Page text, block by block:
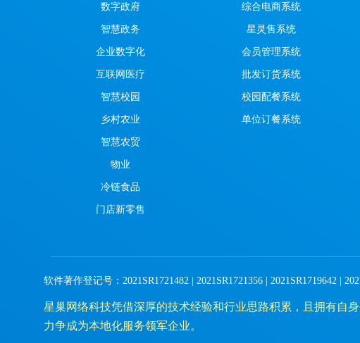
数字政府
智慧政务
企业数字化
互联网医疗
智慧校园
乡村农业
智慧农贸
物业
冷链食品
门店新零售
综合电商系统
星灵售系统
会员管理系统
批发订货系统
校园配餐系统
单位订餐系统
软件著作登记号：2021SR1721482 | 2021SR1721356 | 2021SR1719642 |
星巢网络科技凭借深厚的技术经验和行业思路积累，且拥有自
力争成为本地化服务领军企业。